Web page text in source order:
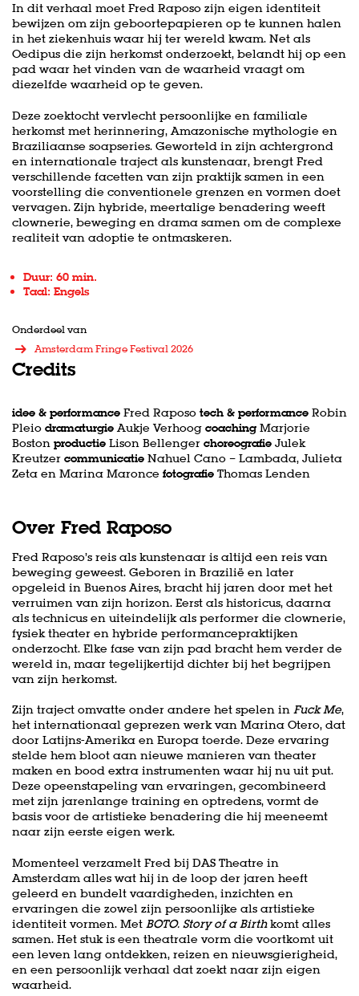
In dit verhaal moet Fred Raposo zijn eigen identiteit
bewijzen om zijn geboortepapieren op te kunnen halen
in het ziekenhuis waar hij ter wereld kwam. Net als
Oedipus die zijn herkomst onderzoekt, belandt hij op een
pad waar het vinden van de waarheid vraagt om
diezelfde waarheid op te geven.
Deze zoektocht vervlecht persoonlijke en familiale
herkomst met herinnering, Amazonische mythologie en
Braziliaanse soapseries. Geworteld in zijn achtergrond
en internationale traject als kunstenaar, brengt Fred
verschillende facetten van zijn praktijk samen in een
voorstelling die conventionele grenzen en vormen doet
vervagen. Zijn hybride, meertalige benadering weeft
clownerie, beweging en drama samen om de complexe
realiteit van adoptie te ontmaskeren.
Duur: 60 min.
Taal: Engels
Onderdeel van
Amsterdam Fringe Festival 2026
Credits
idee & performance Fred Raposo tech & performance Robin
Pleio dramaturgieAukje Verhoog coaching Marjorie
Boston productie Lison Bellenger choreografie Julek
Kreutzer communicatie Nahuel Cano – Lambada, Julieta
Zeta en Marina Maronce fotografie Thomas Lenden
Over Fred Raposo
Fred Raposo’s reis als kunstenaar is altijd een reis van
beweging geweest. Geboren in Brazilië en later
opgeleid in Buenos Aires, bracht hij jaren door met het
verruimen van zijn horizon. Eerst als historicus, daarna
als technicus en uiteindelijk als performer die clownerie,
fysiek theater en hybride performancepraktijken
onderzocht. Elke fase van zijn pad bracht hem verder de
wereld in, maar tegelijkertijd dichter bij het begrijpen
van zijn herkomst.
Zijn traject omvatte onder andere het spelen in Fuck Me,
het internationaal geprezen werk van Marina Otero, dat
door Latijns-Amerika en Europa toerde. Deze ervaring
stelde hem bloot aan nieuwe manieren van theater
maken en bood extra instrumenten waar hij nu uit put.
Deze opeenstapeling van ervaringen, gecombineerd
met zijn jarenlange training en optredens, vormt de
basis voor de artistieke benadering die hij meeneemt
naar zijn eerste eigen werk.
Momenteel verzamelt Fred bij DAS Theatre in
Amsterdam alles wat hij in de loop der jaren heeft
geleerd en bundelt vaardigheden, inzichten en
ervaringen die zowel zijn persoonlijke als artistieke
identiteit vormen. Met BOTO. Story of a Birthkomt alles
samen. Het stuk is een theatrale vorm die voortkomt uit
een leven lang ontdekken, reizen en nieuwsgierigheid,
en een persoonlijk verhaal dat zoekt naar zijn eigen
waarheid.
Inzoomen